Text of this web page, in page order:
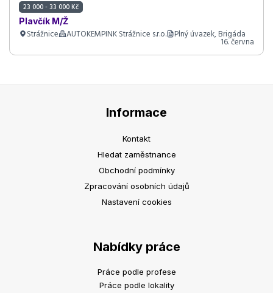
23 000 - 33 000 Kč
Plavčík M/Ž
Strážnice AUTOKEMPINK Strážnice s.r.o. Plný úvazek, Brigáda
16. června
Informace
Kontakt
Hledat zaměstnance
Obchodní podmínky
Zpracování osobních údajů
Nastavení cookies
Nabídky práce
Práce podle profese
Práce podle lokality